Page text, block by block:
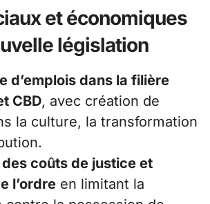
et économiques
législation
d’emplois dans la filière
CBD, avec création de
la culture, la transformation
coûts de justice et
l’ordre en limitant la